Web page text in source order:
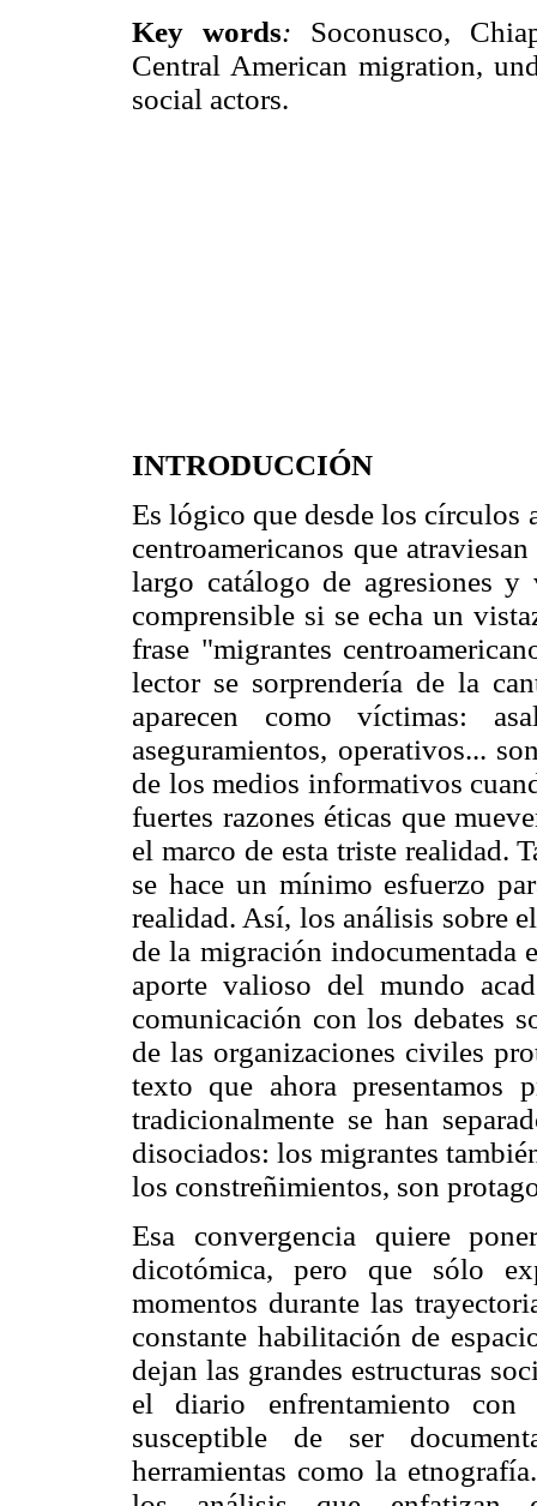
Key words: Soconusco,
Central American migration,
social actors.
INTRODUCCIÓN
Es lógico que desde los círculos
centroamericanos que
largo catálogo de agresiones y
comprensible si se echa un
frase "migrantes
lector se sorprendería de la
aparecen como víctimas:
aseguramientos, operativos...
de los medios informativos
fuertes razones éticas que
el marco de esta triste realidad.
se hace un mínimo esfuerzo
realidad. Así, los análisis sobre
de la migración
aporte valioso del mundo
comunicación con los debates
de las organizaciones civiles
texto que ahora presentamos
tradicionalmente se han
disociados: los migrantes
los constreñimientos, son
Esa convergencia quiere
dicotómica, pero que sólo
momentos durante las
constante habilitación de
dejan las grandes estructuras
el diario enfrentamiento con
susceptible de ser
herramientas como la